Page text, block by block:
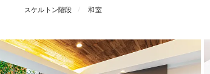
スケルトン階段
和室